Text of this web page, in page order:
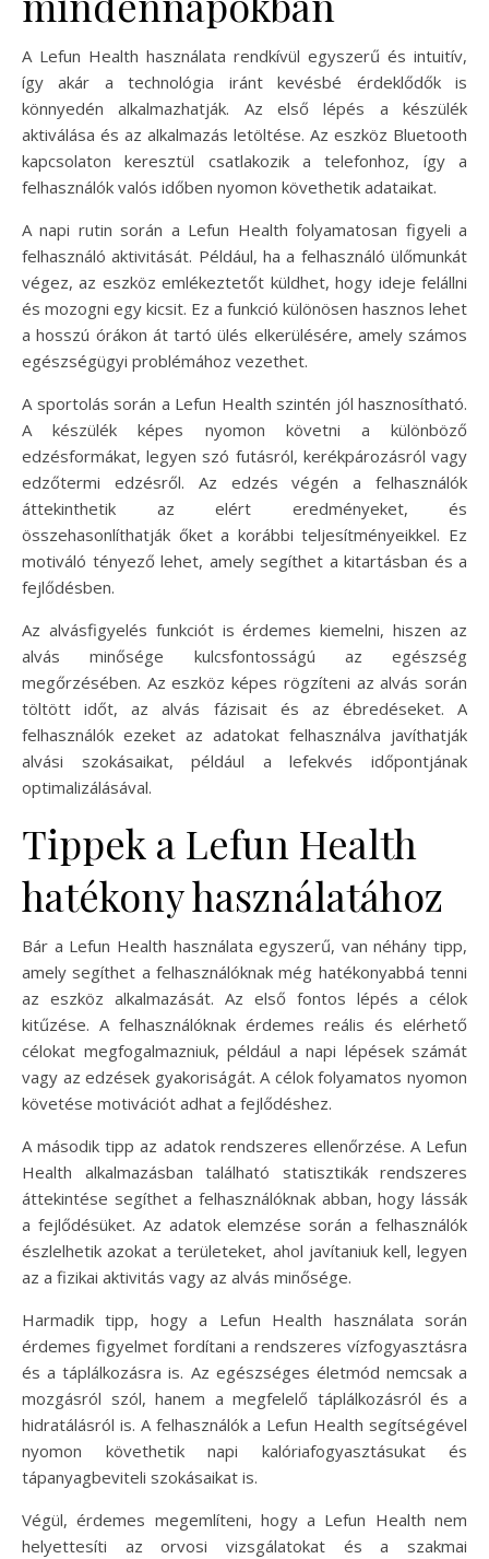
A Lefun Health használata rendkívül egyszerű és intuitív,
így akár a technológia iránt kevésbé érdeklődők is
könnyedén alkalmazhatják. Az első lépés a készülék
aktiválása és az alkalmazás letöltése. Az eszköz Bluetooth
kapcsolaton keresztül csatlakozik a telefonhoz, így a
felhasználók valós időben nyomon követhetik adataikat.
A napi rutin során a Lefun Health folyamatosan figyeli a
felhasználó aktivitását. Például, ha a felhasználó ülőmunkát
végez, az eszköz emlékeztetőt küldhet, hogy ideje felállni
és mozogni egy kicsit. Ez a funkció különösen hasznos lehet
a hosszú órákon át tartó ülés elkerülésére, amely számos
egészségügyi problémához vezethet.
A sportolás során a Lefun Health szintén jól hasznosítható.
A készülék képes nyomon követni a különböző
edzésformákat, legyen szó futásról, kerékpározásról vagy
edzőtermi edzésről. Az edzés végén a felhasználók
áttekinthetik az elért eredményeket, és
összehasonlíthatják őket a korábbi teljesítményeikkel. Ez
motiváló tényező lehet, amely segíthet a kitartásban és a
fejlődésben.
Az alvásfigyelés funkciót is érdemes kiemelni, hiszen az
alvás minősége kulcsfontosságú az egészség
megőrzésében. Az eszköz képes rögzíteni az alvás során
töltött időt, az alvás fázisait és az ébredéseket. A
felhasználók ezeket az adatokat felhasználva javíthatják
alvási szokásaikat, például a lefekvés időpontjának
optimalizálásával.
Tippek a Lefun Health
hatékony használatához
Bár a Lefun Health használata egyszerű, van néhány tipp,
amely segíthet a felhasználóknak még hatékonyabbá tenni
az eszköz alkalmazását. Az első fontos lépés a célok
kitűzése. A felhasználóknak érdemes reális és elérhető
célokat megfogalmazniuk, például a napi lépések számát
vagy az edzések gyakoriságát. A célok folyamatos nyomon
követése motivációt adhat a fejlődéshez.
A második tipp az adatok rendszeres ellenőrzése. A Lefun
Health alkalmazásban található statisztikák rendszeres
áttekintése segíthet a felhasználóknak abban, hogy lássák
a fejlődésüket. Az adatok elemzése során a felhasználók
észlelhetik azokat a területeket, ahol javítaniuk kell, legyen
az a fizikai aktivitás vagy az alvás minősége.
Harmadik tipp, hogy a Lefun Health használata során
érdemes figyelmet fordítani a rendszeres vízfogyasztásra
és a táplálkozásra is. Az egészséges életmód nemcsak a
mozgásról szól, hanem a megfelelő táplálkozásról és a
hidratálásról is. A felhasználók a Lefun Health segítségével
nyomon követhetik napi kalóriafogyasztásukat és
tápanyagbeviteli szokásaikat is.
Végül, érdemes megemlíteni, hogy a Lefun Health nem
helyettesíti az orvosi vizsgálatokat és a szakmai